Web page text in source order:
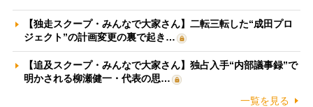
【独走スクープ・みんなで大家さん】二転三転した“成田プロ
ジェクト”の計画変更の裏で起き…
【追及スクープ・みんなで大家さん】独占入手“内部議事録”で
明かされる柳瀬健一・代表の思…
一覧を見る